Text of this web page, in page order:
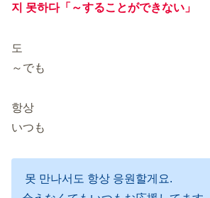
지 못하다「～することができない」
도
～でも
항상
いつも
못 만나서도 항상 응원할게요.